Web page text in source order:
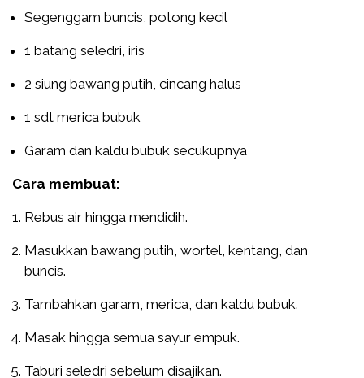
Segenggam buncis, potong kecil
1 batang seledri, iris
2 siung bawang putih, cincang halus
1 sdt merica bubuk
Garam dan kaldu bubuk secukupnya
Cara membuat:
Rebus air hingga mendidih.
Masukkan bawang putih, wortel, kentang, dan
buncis.
Tambahkan garam, merica, dan kaldu bubuk.
Masak hingga semua sayur empuk.
Taburi seledri sebelum disajikan.